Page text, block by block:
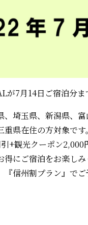
が7月14日ご宿泊分ま
、埼玉県、新潟県、
県在住の方対象です。
+観光クーポン2,000
得にご宿泊をお楽しみ
『信州割プラン』でご